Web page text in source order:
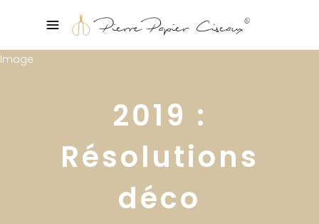
2019 :
Résolutions
déco